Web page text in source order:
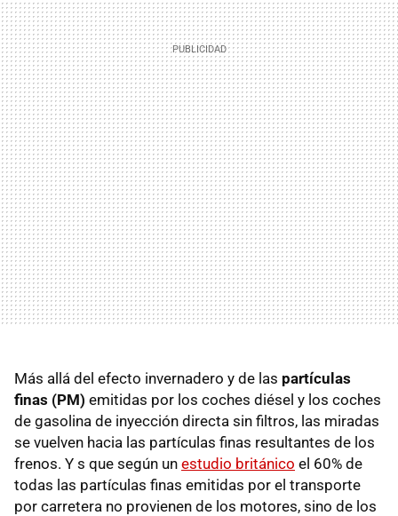
Más allá del efecto invernadero y de las partículas
finas (PM) emitidas por los coches diésel y los coches
de gasolina de inyección directa sin filtros, las miradas
se vuelven hacia las partículas finas resultantes de los
frenos. Y s que según un estudio británico el 60% de
todas las partículas finas emitidas por el transporte
por carretera no provienen de los motores, sino de los